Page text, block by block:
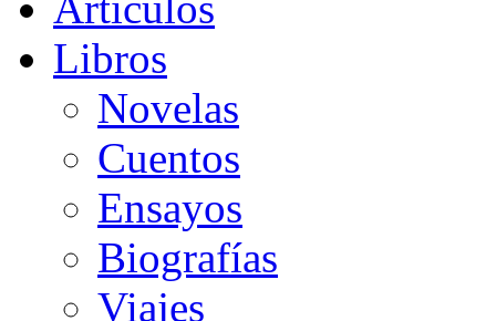
Libros
Novelas
Cuentos
Ensayos
Biografías
Viajes